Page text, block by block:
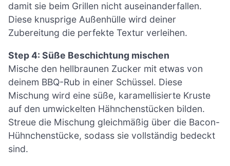
damit sie beim Grillen nicht auseinanderfallen.
Diese knusprige Außenhülle wird deiner
Zubereitung die perfekte Textur verleihen.
Step 4: Süße Beschichtung mischen
Mische den hellbraunen Zucker mit etwas von
deinem BBQ-Rub in einer Schüssel. Diese
Mischung wird eine süße, karamellisierte Kruste
auf den umwickelten Hähnchenstücken bilden.
Streue die Mischung gleichmäßig über die Bacon-
Hühnchenstücke, sodass sie vollständig bedeckt
sind.